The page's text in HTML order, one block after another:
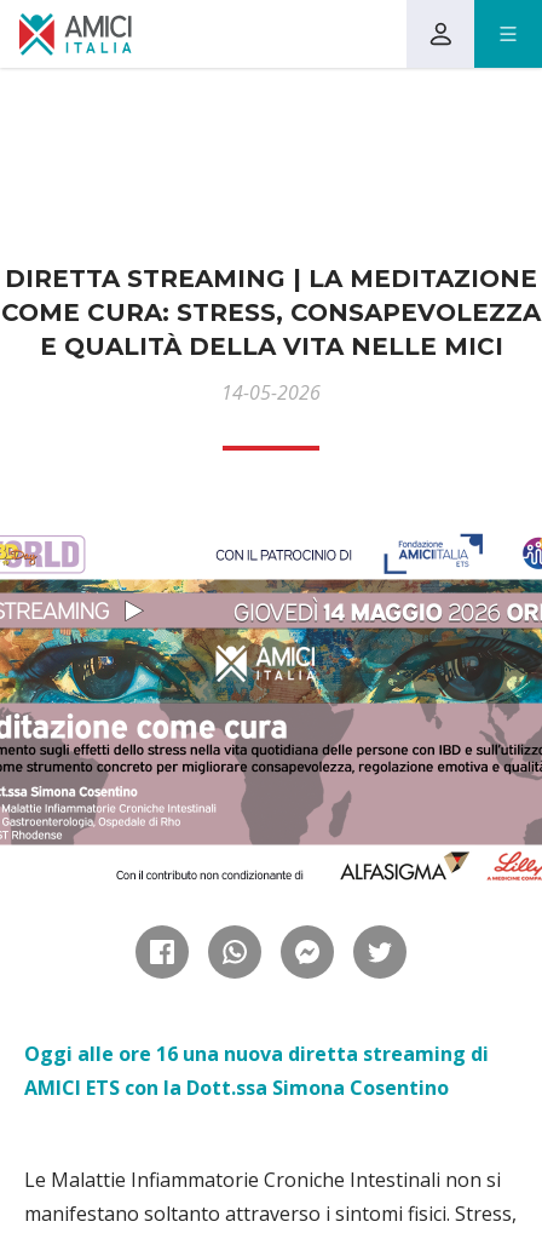
DIRETTA STREAMING | LA MEDITAZIONE
COME CURA: STRESS, CONSAPEVOLEZZA
E QUALITÀ DELLA VITA NELLE MICI
14-05-2026
Oggi alle ore 16 una nuova diretta streaming di
AMICI ETS con la Dott.ssa Simona Cosentino
Le Malattie Infiammatorie Croniche Intestinali non si
manifestano soltanto attraverso i sintomi fisici. Stress,